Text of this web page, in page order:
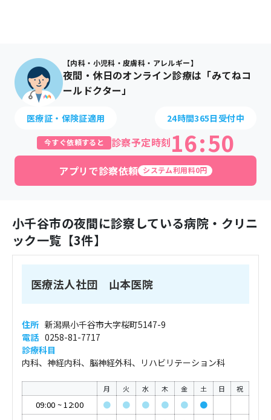
【内科・小児科・皮膚科・アレルギー】
夜間・休日のオンライン診療は「みてねコ
ールドクター」
医療証・保険証適用 24時間365日受付中
今すぐ依頼すると 診察予定時刻16:50
アプリで診察依頼 システム利用料0円
小千谷市の夜間に診察している病院・クリニ
ック一覧【3件】
医療法人社団 山本医院
住所 新潟県小千谷市大字桜町5147-9
電話 0258-81-7717
診療科目
内科、神経内科、脳神経外科、リハビリテーション科
月 火 水 木 金 土 日 祝
09:00 ~12:00 ● ● ● ● ●
●